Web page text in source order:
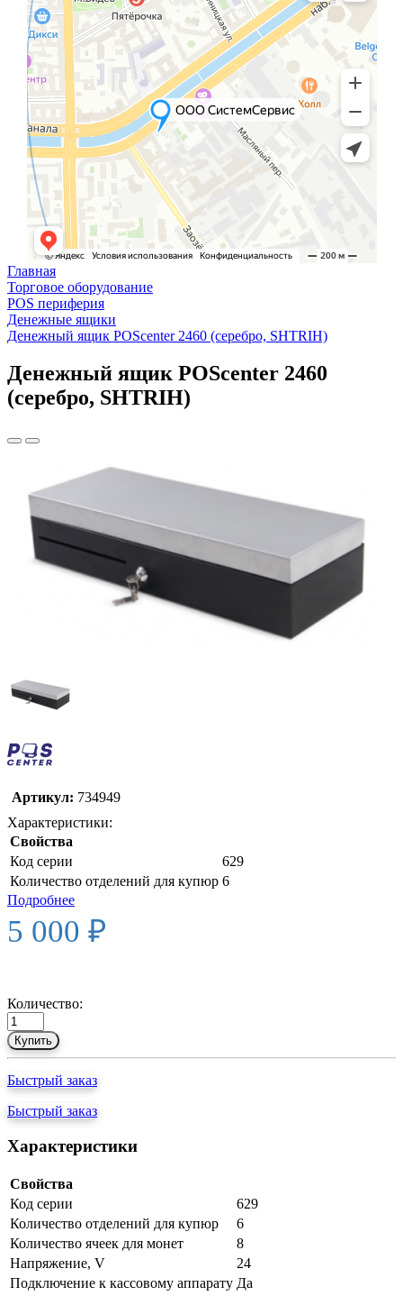
Главная
Торговое оборудование
POS периферия
Денежные ящики
Денежный ящик POScenter 2460 (серебро, SHTRIH)
Денежный ящик POScenter 2460
(серебро, SHTRIH)
Артикул: 734949
Характеристики:
Свойства
Код серии
629
Количество отделений для купюр 6
Подробнее
5 000 ₽
Количество:
Купить
Быстрый заказ
Быстрый заказ
Характеристики
Свойства
Код серии
629
Количество отделений для купюр
6
Количество ячеек для монет
8
Напряжение, V
24
Подключение к кассовому аппарату Да